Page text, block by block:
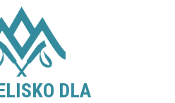
DLA